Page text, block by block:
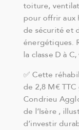
toiture,
pour offrir aux
de sécurité et
énergétiques.
la classe D à
✅ Cette
de 2,8 M€
Condrieu
de l’Isère ,
d’investir